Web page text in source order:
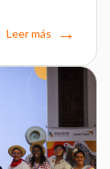
Leer más